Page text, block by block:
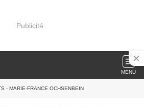
Publicité
MENU
- MARIE-FRANCE OCHSENBEIN